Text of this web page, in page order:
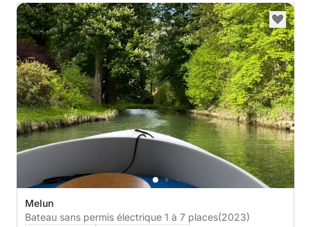
Melun
Bateau sans permis électrique 1 à 7 places(2023)